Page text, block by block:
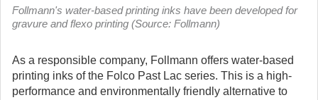
Follmann's water-based printing inks have been developed for
gravure and flexo printing (Source: Follmann)
As a responsible company, Follmann offers water-based
printing inks of the Folco Past Lac series. This is a high-
performance and environmentally friendly alternative to